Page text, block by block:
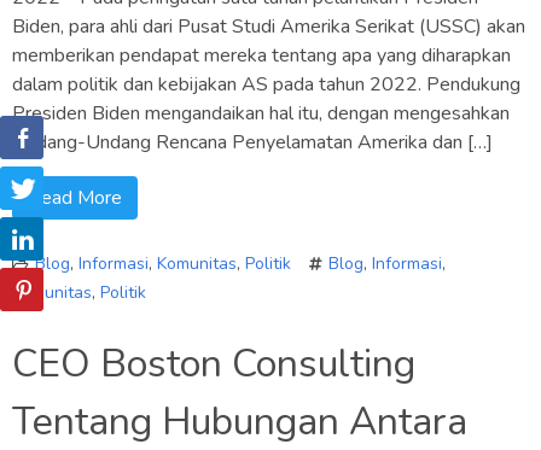
Biden, para ahli dari Pusat Studi Amerika Serikat (USSC) akan
memberikan pendapat mereka tentang apa yang diharapkan
dalam politik dan kebijakan AS pada tahun 2022. Pendukung
Presiden Biden mengandaikan hal itu, dengan mengesahkan
Undang-Undang Rencana Penyelamatan Amerika dan […]
Read More
Blog, Informasi, Komunitas, Politik Blog, Informasi,
Komunitas, Politik
CEO Boston Consulting
Tentang Hubungan Antara